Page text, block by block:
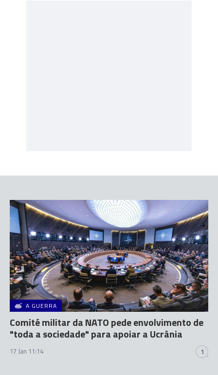
A GUERRA
Comité militar da NATO pede envolvimento de
"toda a sociedade" para apoiar a Ucrânia
17 Jan 11:14 1